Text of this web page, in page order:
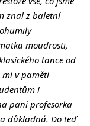
znal z baletní
moudrosti,
tance od
mi v paměti
i
paní profesorka
důkladná. Do teď